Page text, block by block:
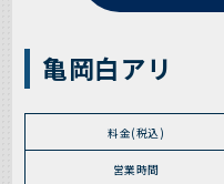
亀岡白アリ
料金(税込)
営業時間